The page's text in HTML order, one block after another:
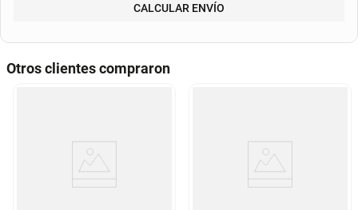
CALCULAR ENVÍO
Otros clientes compraron